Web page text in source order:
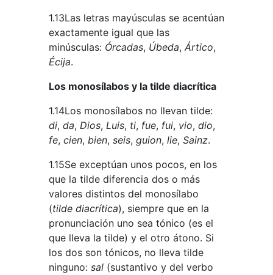
1.13Las letras mayúsculas se acentúan
exactamente igual que las
minúsculas: Órcadas, Úbeda, Ártico,
Écija.
Los monosílabos y la tilde diacrítica
1.14Los monosílabos no llevan tilde:
di, da, Dios, Luis, ti, fue, fui, vio, dio,
fe, cien, bien, seis, guion, lie, Sainz.
1.15Se exceptúan unos pocos, en los
que la tilde diferencia dos o más
valores distintos del monosílabo
(tilde diacrítica), siempre que en la
pronunciación uno sea tónico (es el
que lleva la tilde) y el otro átono. Si
los dos son tónicos, no lleva tilde
ninguno: sal (sustantivo y del verbo